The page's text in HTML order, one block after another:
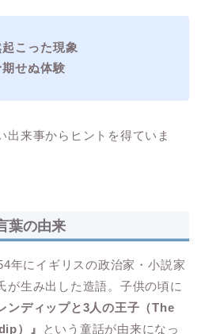
こった現象
せぬ体験
出来事からヒントを得ていま
葉の由来
年にイギリスの政治家・小説家
が生み出した造語。子供の頃に
ンディップと3人の王子（The
）』
という童話が由来になっ